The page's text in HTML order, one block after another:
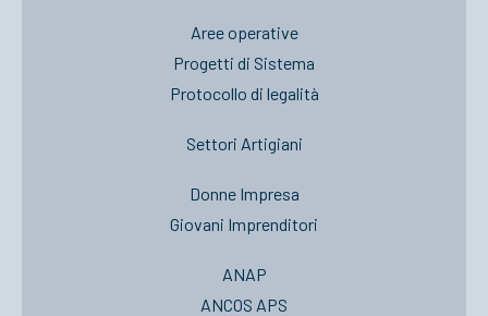
Aree operative
Progetti di Sistema
Protocollo di legalità
Settori Artigiani
Donne Impresa
Giovani Imprenditori
ANAP
ANCOS APS